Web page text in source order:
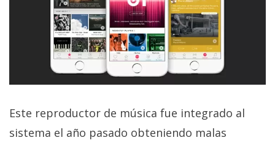
Este reproductor de música fue integrado al
sistema el año pasado obteniendo malas